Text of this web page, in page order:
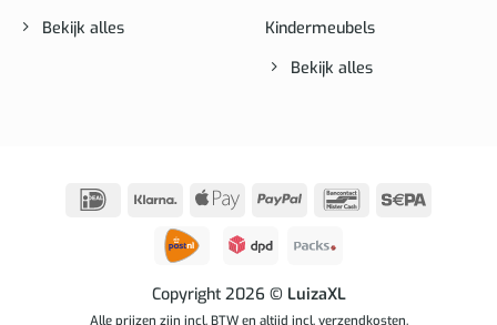
Bekijk alles
Kindermeubels
Bekijk alles
IDeal Klarna
Apple
PayPal Bancontact
Copyright 2026 © LuizaXL
Alle prijzen zijn incl. BTW en altijd incl. verzendkosten.